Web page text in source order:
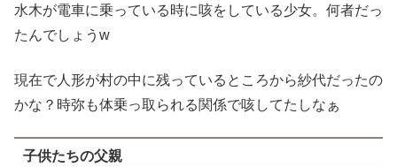
水木が電車に乗っている時に咳をしている少女。何者だっ
たんでしょうw
現在で人形が村の中に残っているところから紗代だったの
かな？時弥も体乗っ取られる関係で咳してたしなぁ
子供たちの父親